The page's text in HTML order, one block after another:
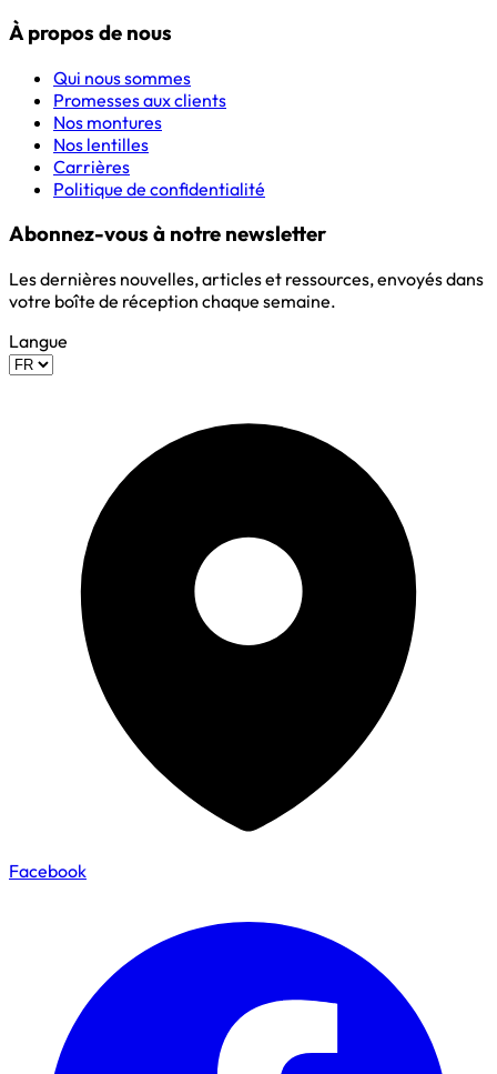
À propos de nous
Qui nous sommes
Promesses aux clients
Nos montures
Nos lentilles
Carrières
Politique de confidentialité
Abonnez-vous à notre newsletter
Les dernières nouvelles, articles et ressources, envoyés dans
votre boîte de réception chaque semaine.
Langue
Facebook